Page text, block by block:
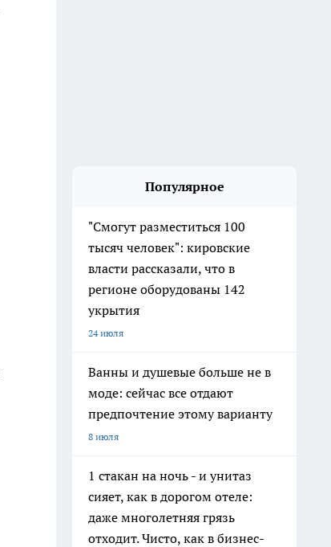
Популярное
"Смогут разместиться 100
тысяч человек": кировские
власти рассказали, что в
регионе оборудованы 142
укрытия
24 июля
Ванны и душевые больше не в
моде: сейчас все отдают
предпочтение этому варианту
8 июля
1 стакан на ночь - и унитаз
сияет, как в дорогом отеле:
даже многолетняя грязь
отходит. Чисто, как в бизнес-